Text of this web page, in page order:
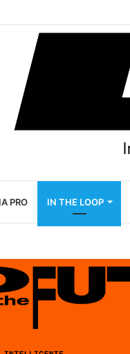
PRO IN THE LOOP